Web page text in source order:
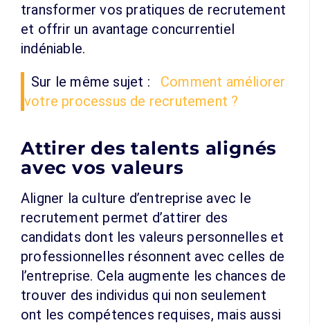
transformer vos pratiques de recrutement
et offrir un avantage concurrentiel
indéniable.
Sur le même sujet :
Comment améliorer
votre processus de recrutement ?
Attirer des talents alignés
avec vos valeurs
Aligner la culture d’entreprise avec le
recrutement permet d’attirer des
candidats dont les valeurs personnelles et
professionnelles résonnent avec celles de
l’entreprise. Cela augmente les chances de
trouver des individus qui non seulement
ont les compétences requises, mais aussi